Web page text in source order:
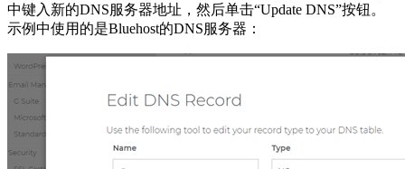
中键入新的DNS服务器地址，然后单击“Update DNS”按钮。
示例中使用的是Bluehost的DNS服务器：